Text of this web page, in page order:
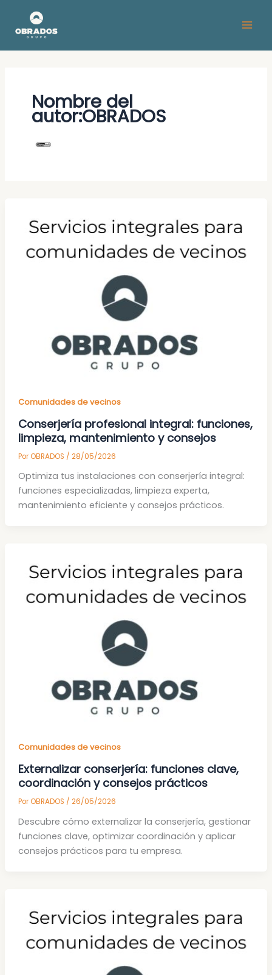
contenido
Nombre del
autor:OBRADOS
Comunidades de vecinos
Conserjería profesional integral: funciones,
limpieza, mantenimiento y consejos
PorOBRADOS / 28/05/2026
Optimiza tus instalaciones con conserjería integral:
funciones especializadas, limpieza experta,
mantenimiento eficiente y consejos prácticos.
Comunidades de vecinos
Externalizar conserjería: funciones clave,
coordinación y consejos prácticos
PorOBRADOS / 26/05/2026
Descubre cómo externalizar la conserjería, gestionar
funciones clave, optimizar coordinación y aplicar
consejos prácticos para tu empresa.